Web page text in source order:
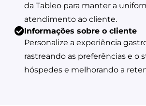
da Tableo para manter a
atendimento ao cliente.
Informações sobre o cliente
Personalize a experiência
rastreando as preferências e o
hóspedes e melhorando a